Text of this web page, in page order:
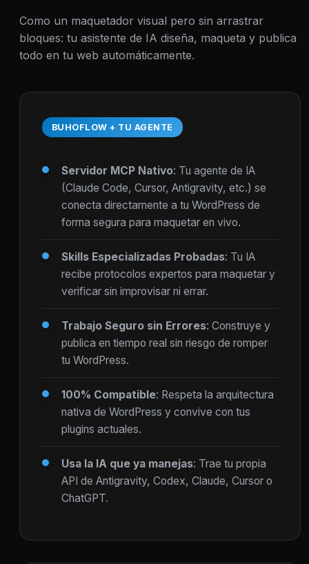
Como un maquetador visual pero sin arrastrar
bloques: tu asistente de IA diseña, maqueta y publica
todo en tu web automáticamente.
BUHOFLOW + TU AGENTE
Servidor MCP Nativo: Tu agente de IA
(Claude Code, Cursor, Antigravity, etc.) se
conecta directamente a tu WordPress de
forma segura para maquetar en vivo.
Skills Especializadas Probadas: Tu IA
recibe protocolos expertos para maquetar y
verificar sin improvisar ni errar.
Trabajo Seguro sin Errores: Construye y
publica en tiempo real sin riesgo de romper
tu WordPress.
100% Compatible: Respeta la arquitectura
nativa de WordPress y convive con tus
plugins actuales.
Usa la IA que ya manejas: Trae tu propia
API de Antigravity, Codex, Claude, Cursor o
ChatGPT.